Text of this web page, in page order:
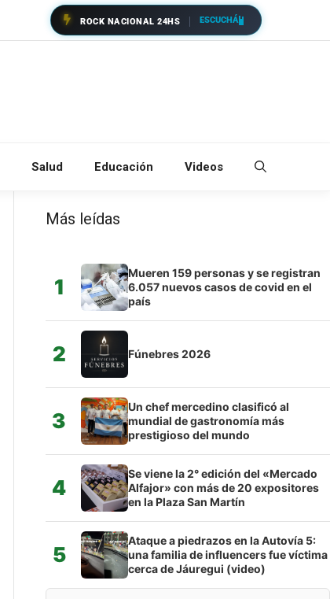
ROCK NACIONAL 24HS ESCUCHÁ
Salud Educación Videos
Más leídas
1
Mueren 159 personas y se registran
6.057 nuevos casos de covid en el
país
2 Fúnebres 2026
3
Un chef mercedino clasificó al
mundial de gastronomía más
prestigioso del mundo
4
Se viene la 2° edición del «Mercado
Alfajor» con más de 20 expositores
en la Plaza San Martín
5
Ataque a piedrazos en la Autovía 5:
una familia de influencers fue víctima
cerca de Jáuregui (video)